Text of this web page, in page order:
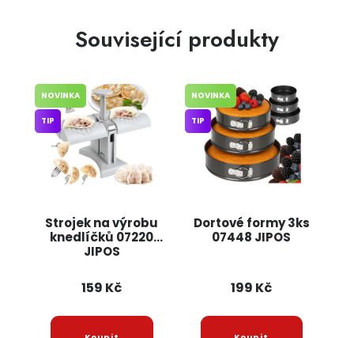
Související produkty
Strojek na výrobu
knedlíčků 07220
JIPOS
NOVINKA
TIP
159 Kč
Dortové formy 3ks
07448 JIPOS
NOVINKA
TIP
199 Kč